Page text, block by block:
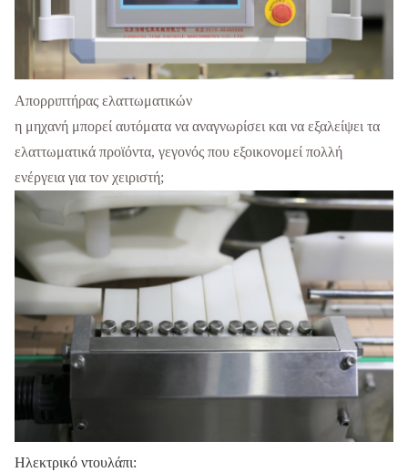
Απορριπτήρας ελαττωματικών
η μηχανή μπορεί αυτόματα να αναγνωρίσει και να εξαλείψει τα
ελαττωματικά προϊόντα, γεγονός που εξοικονομεί πολλή
ενέργεια για τον χειριστή;
Ηλεκτρικό ντουλάπι: